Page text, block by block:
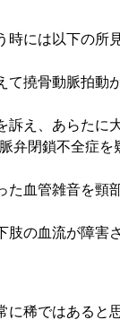
には以下の所
て撓骨動脈拍動
え、あらたに
弁閉鎖不全症を
た血管雑音を頸
の血流が障害
稀ではあると